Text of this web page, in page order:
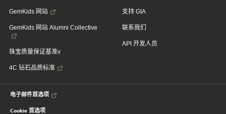
GemKids 网站
GemKids 网站 Alumni Collective
珠宝质量保证基准v
4C 钻石品质标准
支持 GIA
联系我们
API 开发人员
电子邮件首选项
Cookie 首选项